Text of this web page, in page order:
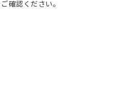
確認ください。